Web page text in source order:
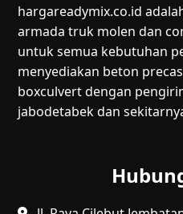
hargareadymix.co.id
armada truk molen dan
untuk semua kebutuhan
menyediakan beton
boxculvert dengan
jabodetabek dan